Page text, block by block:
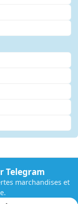
Telegram
marchandises et